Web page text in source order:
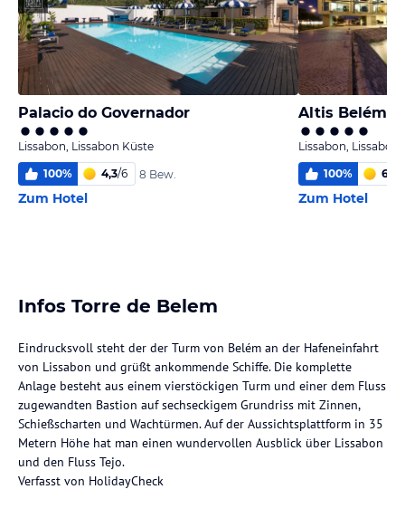
Palacio do Governador
Lissabon, Lissabon Küste
100% 4,3/6 8 Bew.
Zum Hotel
Altis Belém
Lissabon, Lissabon
100% 6,0
Zum Hotel
Infos Torre de Belem
Eindrucksvoll steht der der Turm von Belém an der Hafeneinfahrt
von Lissabon und grüßt ankommende Schiffe. Die komplette
Anlage besteht aus einem vierstöckigen Turm und einer dem Fluss
zugewandten Bastion auf sechseckigem Grundriss mit Zinnen,
Schießscharten und Wachtürmen. Auf der Aussichtsplattform in 35
Metern Höhe hat man einen wundervollen Ausblick über Lissabon
und den Fluss Tejo.
Verfasst von HolidayCheck